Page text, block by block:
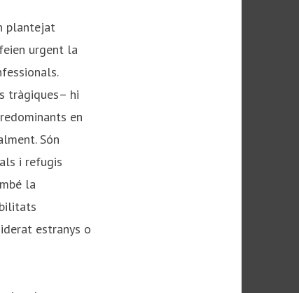
plantejat
urgent la
tràgiques– hi
en
Són
i refugis
la
estranys o